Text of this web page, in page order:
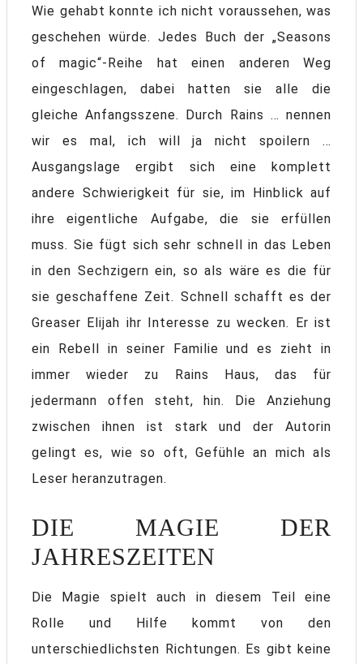
Wie gehabt konnte ich nicht voraussehen, was
geschehen würde. Jedes Buch der „Seasons
of magic“-Reihe hat einen anderen Weg
eingeschlagen, dabei hatten sie alle die
gleiche Anfangsszene. Durch Rains … nennen
wir es mal, ich will ja nicht spoilern …
Ausgangslage ergibt sich eine komplett
andere Schwierigkeit für sie, im Hinblick auf
ihre eigentliche Aufgabe, die sie erfüllen
muss. Sie fügt sich sehr schnell in das Leben
in den Sechzigern ein, so als wäre es die für
sie geschaffene Zeit. Schnell schafft es der
Greaser Elijah ihr Interesse zu wecken. Er ist
ein Rebell in seiner Familie und es zieht in
immer wieder zu Rains Haus, das für
jedermann offen steht, hin. Die Anziehung
zwischen ihnen ist stark und der Autorin
gelingt es, wie so oft, Gefühle an mich als
Leser heranzutragen.
DIE MAGIE DER
JAHRESZEITEN
Die Magie spielt auch in diesem Teil eine
Rolle und Hilfe kommt von den
unterschiedlichsten Richtungen. Es gibt keine